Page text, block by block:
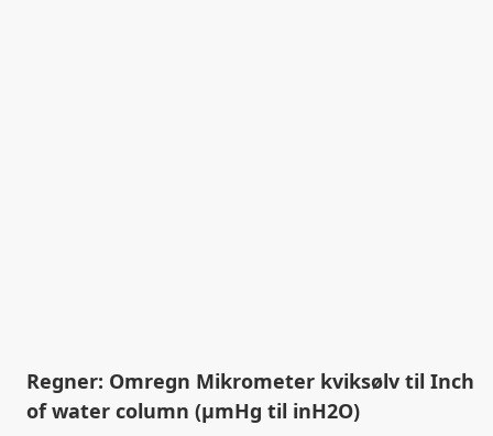
Regner: Omregn Mikrometer kviksølv til Inch
of water column (µmHg til inH2O)